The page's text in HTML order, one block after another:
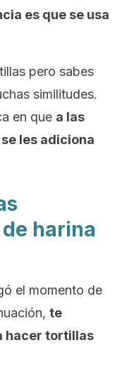
es que se usa
pero sabes
similitudes.
en que a las
les adiciona
harina
el momento de
te
hacer tortillas